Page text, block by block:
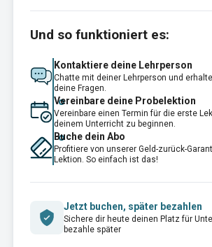
Und so funktioniert es:
Kontaktiere deine Lehrperson
Chatte mit deiner Lehrperson und
deine Fragen.
Vereinbare deine Probelektion
Vereinbare einen Termin für die erste
deinem Unterricht zu beginnen.
Buche dein Abo
Profitiere von unserer Geld-zurück-
Lektion. So einfach ist das!
Jetzt buchen, später bezahlen
Sichere dir heute deinen Platz für
bezahle später